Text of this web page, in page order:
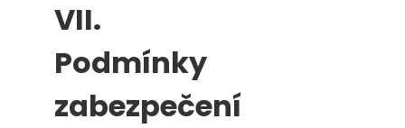
VII.
Podmínky
zabezpečení